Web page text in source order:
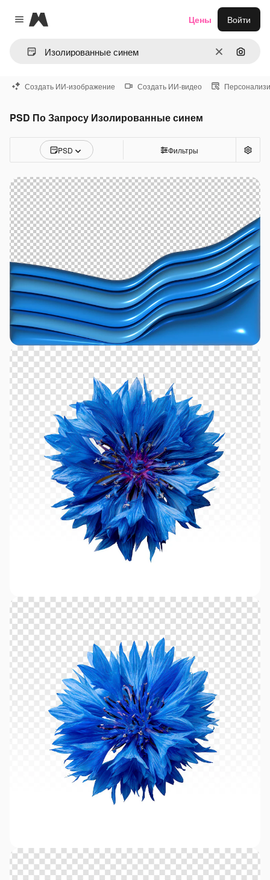
Close menu
Magnific
ОчиститьПоиск
Цены Войти
Создать ИИ-изображение Создать ИИ-видео
PSD По Запросу Изолированные синем
PSD Фильтры